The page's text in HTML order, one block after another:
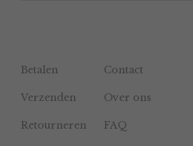
Betalen Contact
Verzenden Over ons
Retourneren FAQ